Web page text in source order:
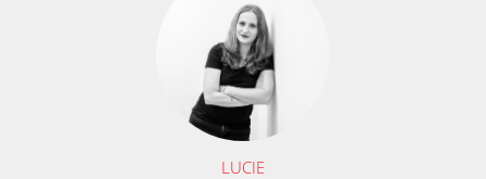
LUCIE